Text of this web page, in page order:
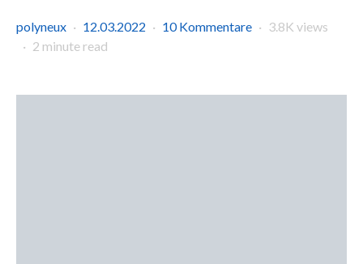
polyneux 12.03.2022 10 Kommentare
3.8K views
2 minute read